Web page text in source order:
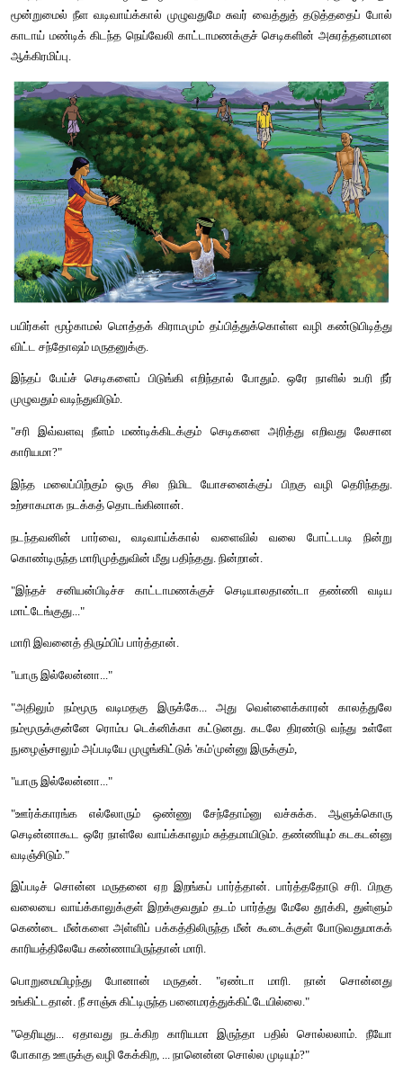
'மேட்டூர் நிலவரத்தை அன்றாடம் பார்த்துப் பார்த்துப் பெருமூச்சு
பொறுக்காத மேகங்கள் காட்டிய கருணைப் பொழிவினால்,
பிடுங்கி, அதன் பருவம் தப்பியதற்குத் தாங்கும் வகையில் அதிக
ஒரு வாரமே ஆன குழந்தைப் பயிர்கள் தான் இப்போது வயல்
எந்த மழையின் உதவியில் நட்டார்களோ அதே மழையின்
இப்போது பயிர் தெப்பலாடுகிறது.
ஒருநாள் மூழ்கினால் போதும். முழுவதும் அழுகிவிடும்.
நாற்றுவிட்டு... புதிய சாகுபடிதான்.
அதற்கு யாரால் முடியும்...? இதற்கே அங்கே வாங்கி, இங்கே
ஏகப்பட்ட அல்லாடல்கள்.
மறுபடியும் என்றால் .... தரிசுதான். சோற்றுக்கு லாட்டரிதான்.
கரைவழியே நடந்தான். உபரித் தண்ணீர் வடிய வேண்டிய
பார்த்தான். மதகின் 'கீழ்க்குமிழி' மட்டுமல்ல, ஊரைச்சுற்றி
மூன்றுமைல் நீள வடிவாய்க்கால் முழுவதுமே சுவர் வைத்துத்
காடாய் மண்டிக் கிடந்த நெய்வேலி காட்டாமணக்குச் செடிகளின்
ஆக்கிரமிப்பு.
பயிர்கள் மூழ்காமல் மொத்தக் கிராமமும் தப்பித்துக்கொள்ள வழி
இந்தப் பேய்ச் செடிகளைப் பிடுங்கி எறிந்தால் போதும். ஒரே
முழுவதும் வடிந்துவிடும்.
"சரி இவ்வளவு நீளம் மண்டிக்கிடக்கும் செடிகளை அரித்து
காரியமா?"
இந்த மலைப்பிற்கும் ஒரு சில நிமிட யோசனைக்குப் பிறகு